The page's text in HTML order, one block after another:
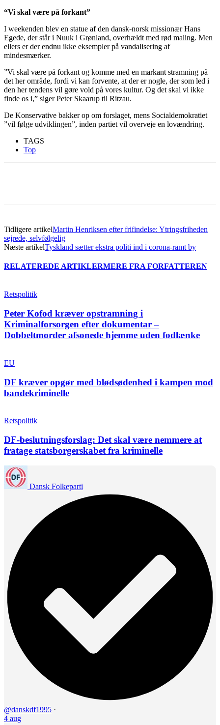
“Vi skal være på forkant”
I weekenden blev en statue af den dansk-norsk missionær Hans
Egede, der står i Nuuk i Grønland, overhældt med rød maling. Men
ellers er der endnu ikke eksempler på vandalisering af
mindesmærker.
”Vi skal være på forkant og komme med en markant stramning på
det her område, fordi vi kan forvente, at der er nogle, der som led i
den her tendens vil gøre vold på vores kultur. Og det skal vi ikke
finde os i,” siger Peter Skaarup til Ritzau.
De Konservative bakker op om forslaget, mens Socialdemokratiet
”vil følge udviklingen”, inden partiet vil overveje en lovændring.
TAGS
Top
Tidligere artikelMartin Henriksen efter frifindelse: Ytringsfriheden
sejrede, selvfølgelig
Næste artikelTyskland sætter ekstra politi ind i corona-ramt by
RELATEREDE ARTIKLERMERE FRA FORFATTEREN
Retspolitik
Peter Kofod kræver opstramning i
Kriminalforsorgen efter dokumentar –
Dobbeltmorder afsonede hjemme uden fodlænke
EU
DF kræver opgør med blødsødenhed i kampen mod
bandekriminelle
Retspolitik
DF-beslutningsforslag: Det skal være nemmere at
fratage statsborgerskabet fra kriminelle
Dansk Folkeparti
@danskdf1995 ·
4 aug